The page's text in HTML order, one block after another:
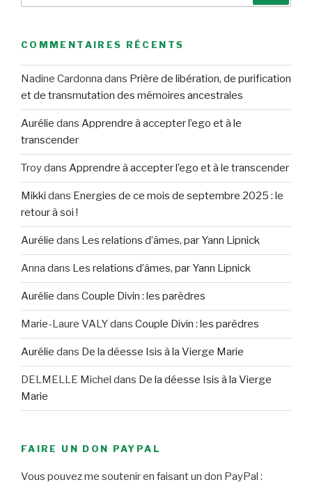
COMMENTAIRES RÉCENTS
Nadine Cardonna dans Prière de libération, de purification
et de transmutation des mémoires ancestrales
Aurélie dans Apprendre à accepter l’ego et à le
transcender
Troydans Apprendre à accepter l’ego et à le transcender
Mikki dans Energies de ce mois de septembre 2025 : le
retour à soi !
Aurélie dans Les relations d’âmes, par Yann Lipnick
Anna dans Les relations d’âmes, par Yann Lipnick
Aurélie dans Couple Divin : les parèdres
Marie-Laure VALYdans Couple Divin : les parèdres
Aurélie dans De la déesse Isis à la Vierge Marie
DELMELLE Michel dans De la déesse Isis à la Vierge
Marie
FAIRE UN DON PAYPAL
Vous pouvez me soutenir en faisant un don PayPal :